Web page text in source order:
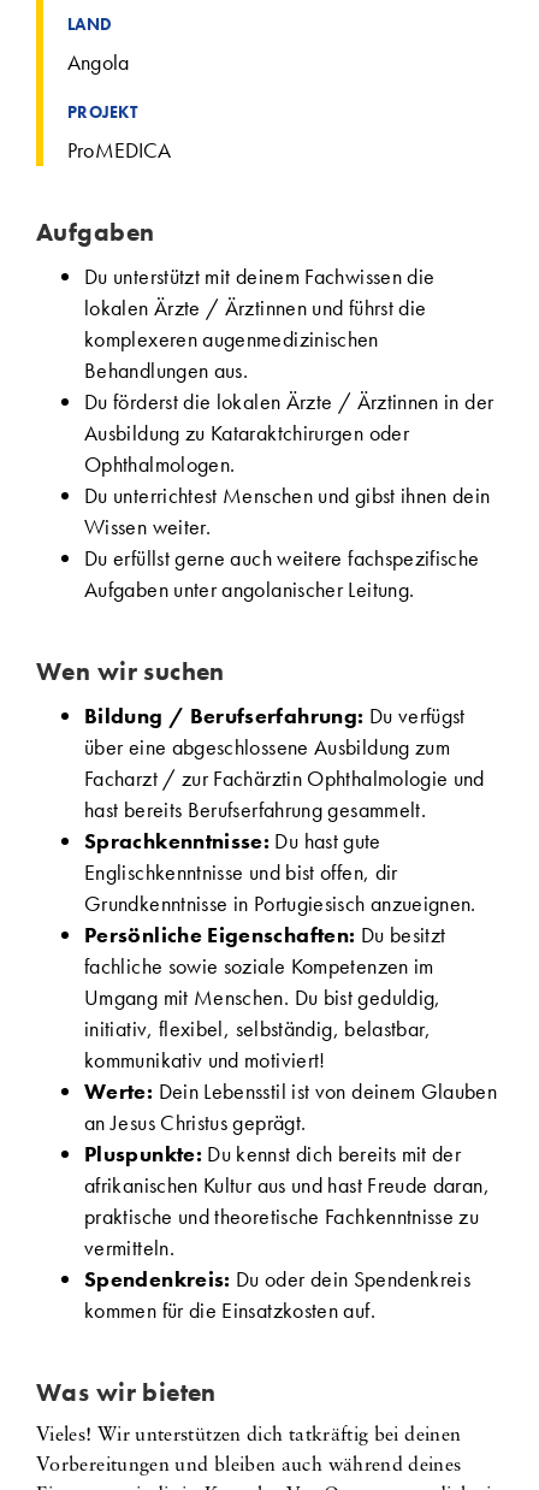
LAND
Angola
PROJEKT
ProMEDICA
Aufgaben
Du unterstützt mit deinem Fachwissen die
lokalen Ärzte / Ärztinnen und führst die
komplexeren augenmedizinischen
Behandlungen aus.
Du förderst die lokalen Ärzte / Ärztinnen in der
Ausbildung zu Kataraktchirurgen oder
Ophthalmologen.
Du unterrichtest Menschen und gibst ihnen dein
Wissen weiter.
Du erfüllst gerne auch weitere fachspezifische
Aufgaben unter angolanischer Leitung.
Wen wir suchen
Bildung / Berufserfahrung: Du verfügst
über eine abgeschlossene Ausbildung zum
Facharzt / zur Fachärztin Ophthalmologie und
hast bereits Berufserfahrung gesammelt.
Sprachkenntnisse: Du hast gute
Englischkenntnisse und bist offen, dir
Grundkenntnisse in Portugiesisch anzueignen.
Persönliche Eigenschaften: Du besitzt
fachliche sowie soziale Kompetenzen im
Umgang mit Menschen. Du bist geduldig,
initiativ, flexibel, selbständig, belastbar,
kommunikativ und motiviert!
Werte: Dein Lebensstil ist von deinem Glauben
an Jesus Christus geprägt.
Pluspunkte: Du kennst dich bereits mit der
afrikanischen Kultur aus und hast Freude daran,
praktische und theoretische Fachkenntnisse zu
vermitteln.
Spendenkreis: Du oder dein Spendenkreis
kommen für die Einsatzkosten auf.
Was wir bieten
Vieles! Wir unterstützen dich tatkräftig bei deinen
Vorbereitungen und bleiben auch während deines